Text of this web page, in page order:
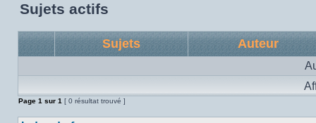
Sujets actifs
Sujets Auteur
Page 1 sur 1 [ 0 résultat trouvé ]